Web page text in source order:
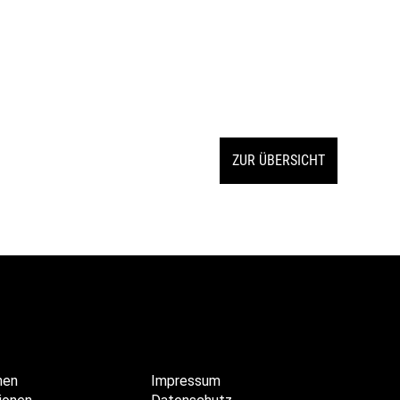
ZUR ÜBERSICHT
Impressum